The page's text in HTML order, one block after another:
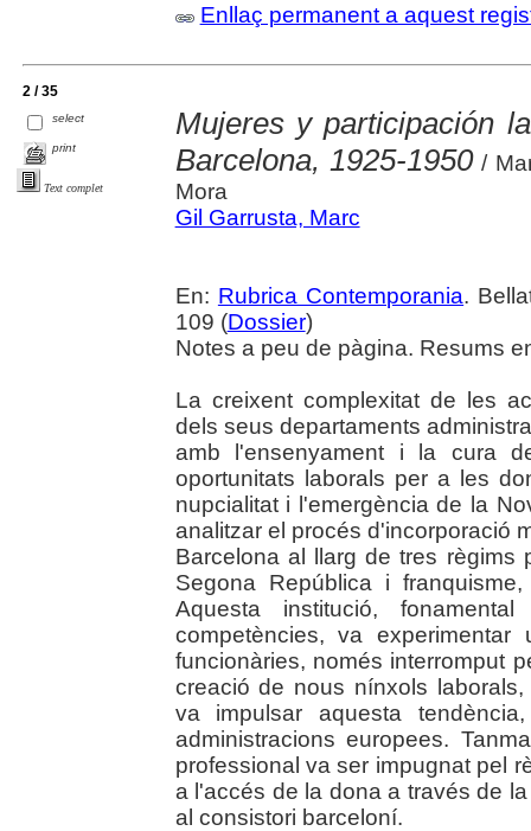
Enllaç permanent a aquest
2 / 35
select
print
Text complet
Mujeres y participación
Barcelona, 1925-1950/
Mora
Gil Garrusta, Marc
En: Rubrica Contemporania.
109 (Dossier)
Notes a peu de pàgina. Resums
La creixent complexitat de les
dels seus departaments
amb l'ensenyament i la cura
oportunitats laborals per a les
nupcialitat i l'emergència de la
analitzar el procés d'incorporació
Barcelona al llarg de tres règims
Segona República i
Aquesta institució,
competències, va
funcionàries, només interromput
creació de nous nínxols
va impulsar aquesta
administracions europees.
professional va ser impugnat pel
a l'accés de la dona a través de
al consistori barceloní.